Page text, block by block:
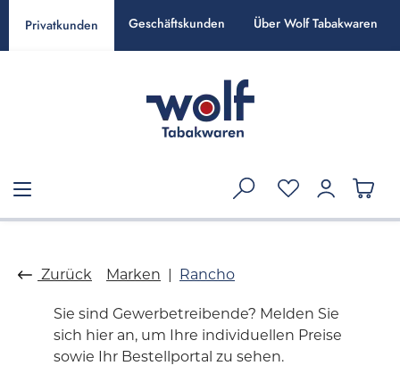
springen
Privatkunden Geschäftskunden Über Wolf Tabakwaren
Zurück Marken Rancho
Sie sind Gewerbetreibende? Melden Sie
sich hier an, um Ihre individuellen Preise
sowie Ihr Bestellportal zu sehen.